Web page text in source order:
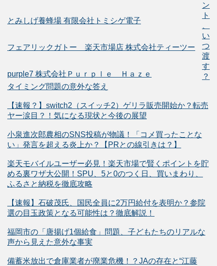
とみしげ養蜂場 有限会社トミシゲ電子
フェアリックガトー 楽天市場店 株式会社ティーツー
purple7 株式会社Ｐｕｒｐｌｅ Ｈａｚｅ
ン
ト
い
つ
渡
す
？
タイミング問題の意外な答え
【速報？】switch2（スイッチ2）ゲリラ販売開始か？転売
ヤー涙目？！気になる現状と今後の展望
小泉進次郎農相のSNS投稿が物議！「コメ買ったことな
い」発言を超える炎上か？【PRとの線引きは？】
楽天モバイルユーザー必見！楽天市場で賢くポイントを貯
める裏ワザ大公開！SPU、5と0のつく日、買いまわり、
ふるさと納税を徹底攻略
【速報】石破茂氏、国民全員に2万円給付を表明か？参院
選の目玉政策となる可能性は？徹底解説！
福岡市の「唐揚げ1個給食」問題、子どもたちのリアルな
声から見えた意外な事実
備蓄米放出で倉庫業者が廃業危機！？JAの存在と“江藤